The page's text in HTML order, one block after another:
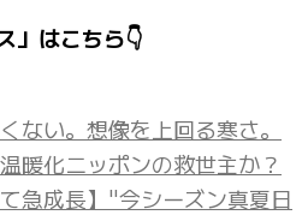
」はこちら👇
ない。想像を上回る寒さ。
暖化ニッポンの救世主か？
急成長】"今シーズン真夏日